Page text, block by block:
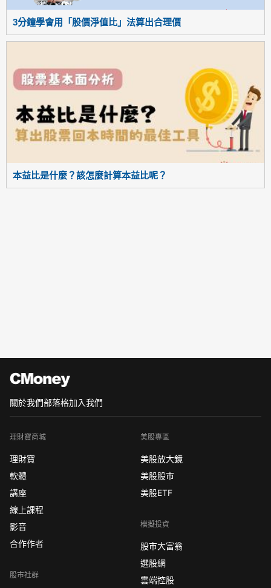
3分鐘學會用「股價淨值比」法算出合理價
本益比是什麼？該怎麼計算本益比呢？
關於我們部落格加入我們
理財寶商城
理財寶
軟體
講座
線上課程
影音
合作作者
股市社群
美股專區
美股放大鏡
美股股市
美股ETF
模擬投資
股市大富翁
選股網
雲端控股